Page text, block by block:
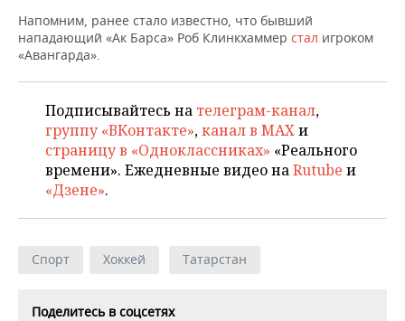
ОТКРЫТАЯ ЛЕКЦИЯ
БАСКЕТБОЛ
ВОЛЕЙБОЛ
ФИГУРНОЕ КАТАНИЕ
ВОДНЫЕ ВИДЫ СПОРТА
ХОККЕЙ С МЯЧОМ
ИНФРАСТРУКТУРА
ИСТОРИЯ
МЕДИЦИНА
ОБРАЗОВАНИЕ
ПРОИСШЕСТВИЯ
СПРАВОЧНИК
СПИСОК ПЕРСОН
ПОЛНАЯ ВЕРСИЯ
Напомним, ранее стало известно, что бывший
нападающий «Ак Барса» Роб Клинкхаммер стал игроком
«Авангарда».
Подписывайтесь на телеграм-канал,
группу «ВКонтакте»,канал в MAXи
страницу в «Одноклассниках» «Реального
времени». Ежедневные видео наRutube и
«Дзене».
Спорт Хоккей Татарстан
Поделитесь в соцсетях